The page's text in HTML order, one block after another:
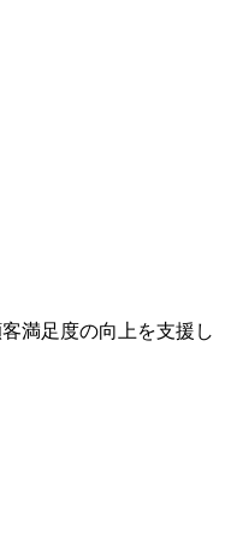
満足度の向上を支援し